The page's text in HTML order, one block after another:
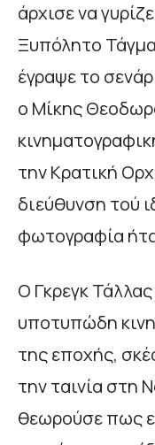
άρχισε να
Ξυπόλητο
έγραψε το
ο Μίκης
την Κρατική
διεύθυνση τού
φωτογραφία
Ο Γκρεγκ
υποτυπώδη
της εποχής,
την ταινία στη
θεωρούσε πως